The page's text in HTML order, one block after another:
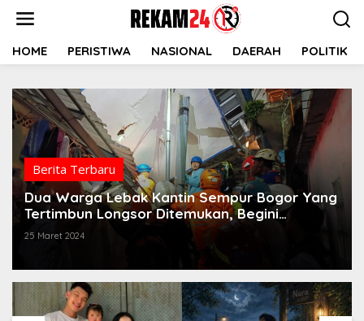
HOME PERISTIWA NASIONAL DAERAH POLITIK
Berita Terbaru
Dua Warga Lebak Kantin Sempur Bogor Yang
Tertimbun Longsor Ditemukan, Begini
Kondisinya
25 Maret 2024